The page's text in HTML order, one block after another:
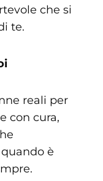
che si
te.
reali per
con cura,
è